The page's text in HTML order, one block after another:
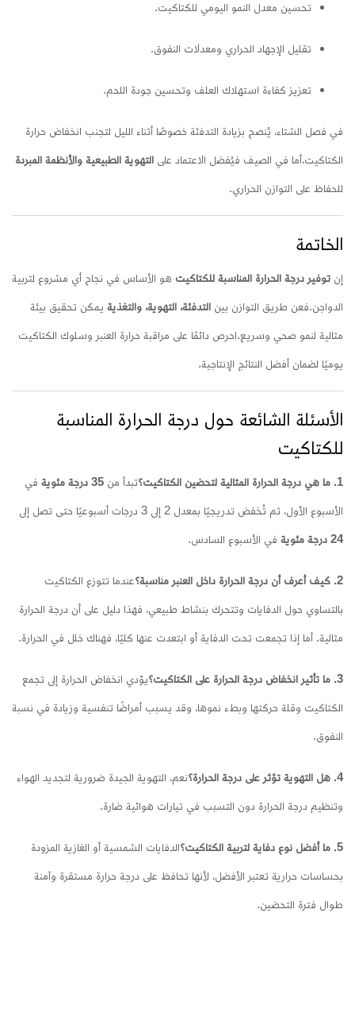
تحسين معدل النمو اليومي للكتاكيت.
تقليل الإجهاد الحراري ومعدلات النفوق.
تعزيز كفاءة استهلاك العلف وتحسين جودة اللحم.
في فصل الشتاء، يُنصح بزيادة التدفئة خصوصًا أثناء الليل لتجنب انخفاض حرارة
الكتاكيت،أما في الصيف فيُفضل الاعتماد على التهوية الطبيعية والأنظمة المبردة
للحفاظ على التوازن الحراري.
الخاتمة
إن توفير درجة الحرارة المناسبة للكتاكيت هو الأساس في نجاح أي مشروع لتربية
الدواجن.فعن طريق التوازن بين التدفئة، التهوية، والتغذية يمكن تحقيق بيئة
مثالية لنمو صحي وسريع.احرص دائمًا على مراقبة حرارة العنبر وسلوك الكتاكيت
يوميًا لضمان أفضل النتائج الإنتاجية.
الأسئلة الشائعة حول درجة الحرارة المناسبة
للكتاكيت
1. ما هي درجة الحرارة المثالية لتحضين الكتاكيت؟ تبدأ من 35 درجة مئوية في
الأسبوع الأول، ثم تُخفض تدريجيًا بمعدل 2 إلى 3 درجات أسبوعيًا حتى تصل إلى
24 درجة مئوية في الأسبوع السادس.
2. كيف أعرف أن درجة الحرارة داخل العنبر مناسبة؟ عندما تتوزع الكتاكيت
بالتساوي حول الدفايات وتتحرك بنشاط طبيعي، فهذا دليل على أن درجة الحرارة
مثالية. أما إذا تجمعت تحت الدفاية أو ابتعدت عنها كليًا، فهناك خلل في الحرارة.
3. ما تأثير انخفاض درجة الحرارة على الكتاكيت؟ يؤدي انخفاض الحرارة إلى تجمع
الكتاكيت وقلة حركتها وبطء نموها، وقد يسبب أمراضًا تنفسية وزيادة في نسبة
النفوق.
4. هل التهوية تؤثر على درجة الحرارة؟ نعم، التهوية الجيدة ضرورية لتجديد الهواء
وتنظيم درجة الحرارة دون التسبب في تيارات هوائية ضارة.
5. ما أفضل نوع دفاية لتربية الكتاكيت؟ الدفايات الشمسية أو الغازية المزودة
بحساسات حرارية تعتبر الأفضل، لأنها تحافظ على درجة حرارة مستقرة وآمنة
طوال فترة التحضين.